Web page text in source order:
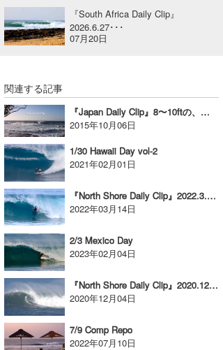
『South Africa Daily Clip』
2026.6.27･･･
07月20日
関連する記事
『Japan Daily Clip』8〜10ftの、大炸裂したボックス！
2015年10月06日
1/30 Hawaii Day vol-2
2021年02月01日
『North Shore Daily Clip』2022.3.9 @ OTW
2022年03月14日
2/3 Mexico Day
2023年02月04日
『North Shore Daily Clip』2020.12.2 @ Waimea
2020年12月04日
7/9 Comp Repo
2022年07月10日
MIN
OYZ
S.K
Soulman
VAGY
waka☆=
YUKI☆
たっちー
ハンマー
まっきー